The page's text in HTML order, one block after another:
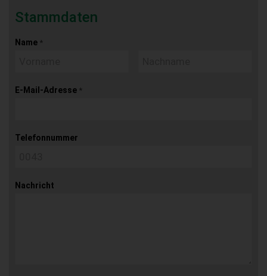
Stammdaten
Name *
E-Mail-Adresse *
Telefonnummer
Nachricht